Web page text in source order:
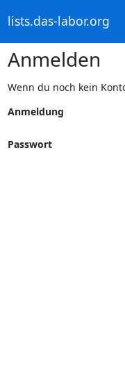
lists.das-labor.org
Anmelden
Wenn du noch kein
Anmeldung
Passwort